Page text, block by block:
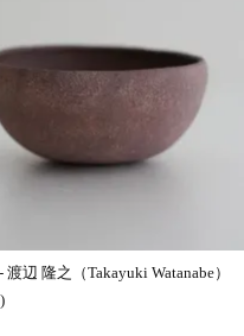
渡辺 隆之（Takayuki Watanabe）